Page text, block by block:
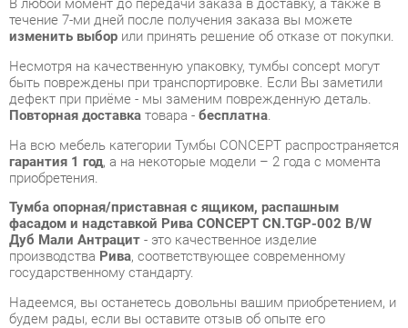
Повторная доставка товара -бесплатна .
На всю мебель категории Тумбы CONCEPT распространяется
приобретения.
Тумба опорная/приставная с ящиком, распашным
фасадом и надставкой Рива CONCEPT CN.TGP-002 B/W
Дуб Мали Антрацит
- это качественное изделие
производстваРива, соответствующее современному
государственному стандарту.
Надеемся, вы останетесь довольны вашим приобретением, и
будем рады, если вы оставите отзыв об опыте его
использования, который поможет сориентироваться нашим
будущим покупателям.
Кроме формы обратной связиполучить развёрнутую
консультацию, фото и видеообзор продукции вы можете по
e-mail, телефону в Екатеринбурге и через мессенджеры
Telegram и WhatsApp.